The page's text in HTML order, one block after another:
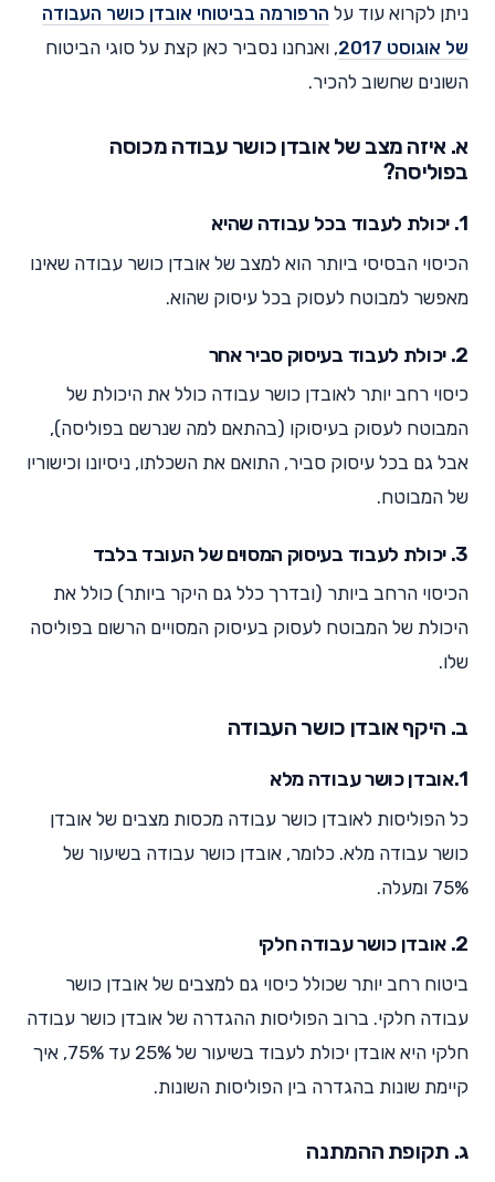
ניתן לקרוא עוד על הרפורמה בביטוחי אובדן כושר העבודה
של אוגוסט 2017
, ואנחנו נסביר כאן קצת על סוגי הביטוח
השונים שחשוב להכיר.
א. איזה מצב של אובדן כושר עבודה מכוסה
בפוליסה?
1. יכולת לעבוד בכל עבודה שהיא
הכיסוי הבסיסי ביותר הוא למצב של אובדן כושר עבודה שאינו
מאפשר למבוטח לעסוק בכל עיסוק שהוא.
2. יכולת לעבוד בעיסוק סביר אחר
כיסוי רחב יותר לאובדן כושר עבודה כולל את היכולת של
המבוטח לעסוק בעיסוקו (בהתאם למה שנרשם בפוליסה),
אבל גם בכל עיסוק סביר, התואם את השכלתו, ניסיונו וכישוריו
של המבוטח.
3. יכולת לעבוד בעיסוק המסוים של העובד בלבד
הכיסוי הרחב ביותר (ובדרך כלל גם היקר ביותר) כולל את
היכולת של המבוטח לעסוק בעיסוק המסויים הרשום בפוליסה
שלו.
ב. היקף אובדן כושר העבודה
1.אובדן כושר עבודה מלא
כל הפוליסות לאובדן כושר עבודה מכסות מצבים של אובדן
כושר עבודה מלא. כלומר, אובדן כושר עבודה בשיעור של
75% ומעלה.
2. אובדן כושר עבודה חלקי
ביטוח רחב יותר שכולל כיסוי גם למצבים של אובדן כושר
עבודה חלקי. ברוב הפוליסות ההגדרה של אובדן כושר עבודה
חלקי היא אובדן יכולת לעבוד בשיעור של 25% עד 75%, איך
קיימת שונות בהגדרה בין הפוליסות השונות.
ג. תקופת ההמתנה